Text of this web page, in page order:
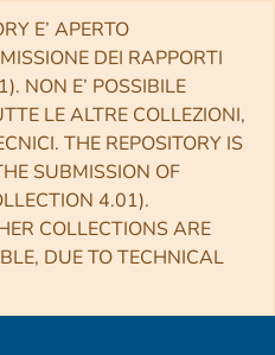
E’ APERTO
DEI RAPPORTI
NON E’ POSSIBILE
LE ALTRE COLLEZIONI,
THE REPOSITORY IS
SUBMISSION OF
4.01).
COLLECTIONS ARE
DUE TO TECHNICAL